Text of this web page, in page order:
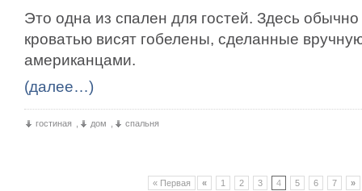
Это одна из спален для гостей. Здесь
кроватью висят гобелены, сделанные
американцами.
(далее…)
гостиная дом спальня
« Первая « 1 2 3 4 5 6 7 »